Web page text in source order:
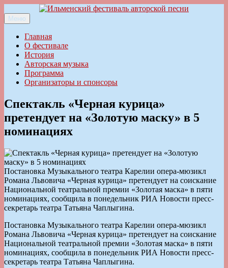
к
содержимому
Ильменский фестиваль авторской песни
Меню
Главная
О фестивале
История
Авторская музыка
Программа
Организаторы и спонсоры
Спектакль «Черная курица»
претендует на «Золотую маску» в 5
номинациях
Постановка Музыкального театра Карелии опера-мюзикл
Романа Львовича «Черная курица» претендует на соискание
Национальной театральной премии «Золотая маска» в пяти
номинациях, сообщила в понедельник РИА Новости пресс-
секретарь театра Татьяна Чаплыгина.
Постановка Музыкального театра Карелии опера-мюзикл
Романа Львовича «Черная курица» претендует на соискание
Национальной театральной премии «Золотая маска» в пяти
номинациях, сообщила в понедельник РИА Новости пресс-
секретарь театра Татьяна Чаплыгина.